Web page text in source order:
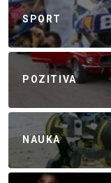
SPORT
POZITIVA
NAUKA